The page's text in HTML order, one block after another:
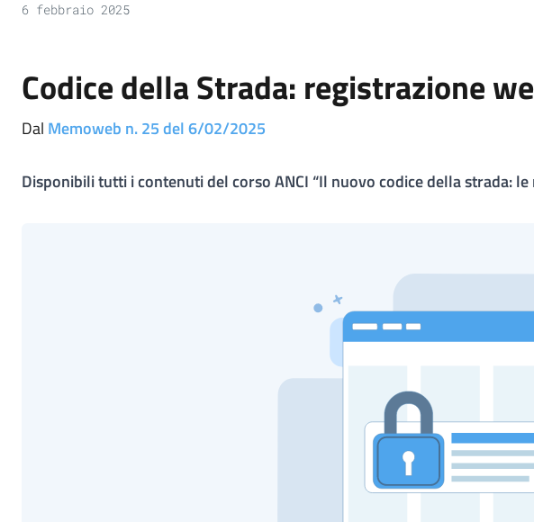
6 febbraio 2025
Codice della Strada: registrazione
Dal Memoweb n. 25 del 6/02/2025
Disponibili tutti i contenuti del corso ANCI “Il nuovo codice della strada: